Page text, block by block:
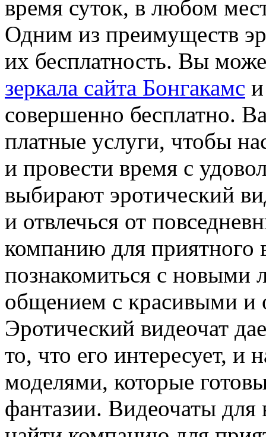
время суток, в любом
Одним из преимуществ
их бесплатность. Вы
зеркала сайта Бонгакамс
совершенно бесплатно.
платные услуги, чтобы
и провести время с
выбирают эротический
и отвлечься от
компанию для приятного
познакомиться с новыми
общением с красивыми
Эротический видеочат
то, что его интересует, и
моделями, которые
фантазии. Видеочаты